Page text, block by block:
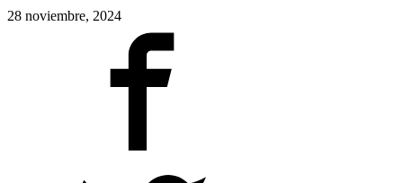
28 noviembre, 2024